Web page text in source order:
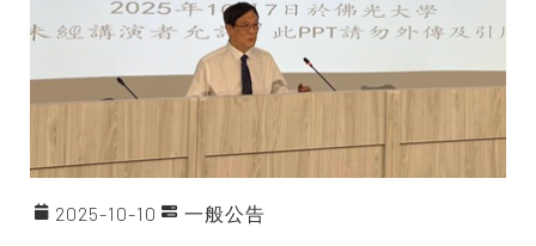
2025-10-10 一般公告